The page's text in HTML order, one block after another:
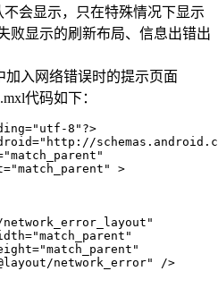
会显示，只在特殊情况下显示
败显示的刷新布局、信息出错出
加入网络错误时的提示页面
代码如下：
8"?>
>
network_error" />